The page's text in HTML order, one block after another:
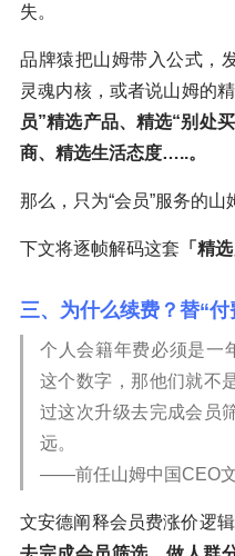
失。
品牌猿把山姆带入公式，
灵魂内核，或者说山姆的
员”精选产品、精选“别处
商、精选生活态度…..。
那么，只为“会员”服务的
下文将逐帧解码这套 「精
三、为什么续费？替“付
个人会籍年费必须是一
这个数字，那他们就不
过这次升级去完成会员
远。
——前任山姆中国CEO
文安德阐释会员费涨价逻